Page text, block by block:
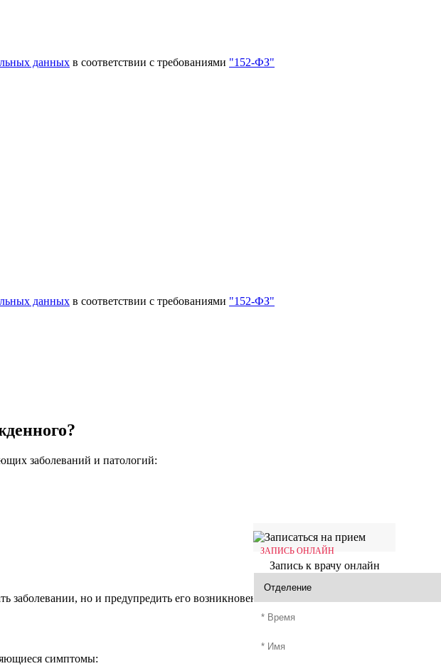
ЗАПИСЬ ОНЛАЙН
Запись к врачу онлайн
данных в соответствии с требованиями "152-ФЗ"
данных в соответствии с требованиями "152-ФЗ"
заболеваний и патологий:
но и предупредить его возникновение.
симптомы: